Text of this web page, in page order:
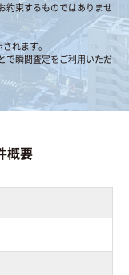
約束するものではありませ
れます。
で瞬間査定をご利用いただ
概要